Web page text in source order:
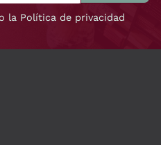
la Política de privacidad